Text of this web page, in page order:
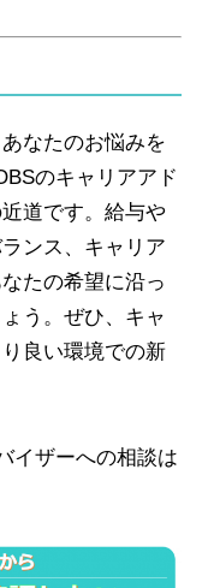
なたのお悩みを
のキャリアアド
道です。給与や
ンス、キャリア
たの希望に沿っ
う。ぜひ、キャ
良い環境での新
イザーへの相談は